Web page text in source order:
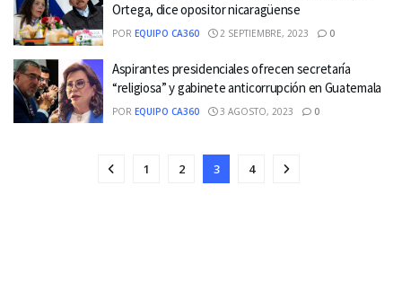
Ortega, dice opositor nicaragüense
POR EQUIPO CA360 2 SEPTIEMBRE, 2023 0
Aspirantes presidenciales ofrecen secretaría
“religiosa” y gabinete anticorrupción en Guatemala
POR EQUIPO CA360 3 AGOSTO, 2023 0
1 2 3 4